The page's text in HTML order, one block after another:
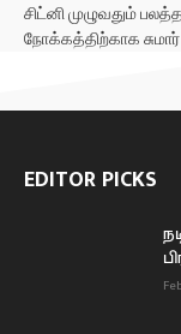
சிட்னி முழுவதும்
நோக்கத்திற்காக
EDITOR PICKS